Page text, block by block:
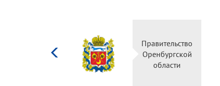
Правительство
Оренбургской
области